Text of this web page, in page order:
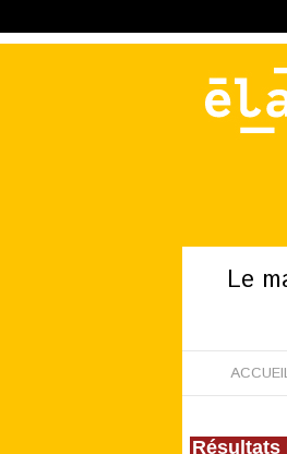
Le
Résultats